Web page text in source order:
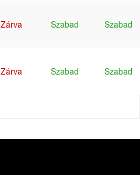
Zárva Szabad Szabad
Zárva Szabad Szabad